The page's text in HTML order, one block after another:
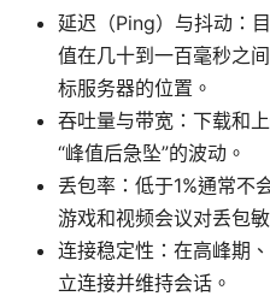
延迟（Ping）与抖动：
值在几十到一百毫秒之
标服务器的位置。
吞吐量与带宽：下载和
“峰值后急坠”的波动。
丢包率：低于1%通常不
游戏和视频会议对丢包
连接稳定性：在高峰期
立连接并维持会话。